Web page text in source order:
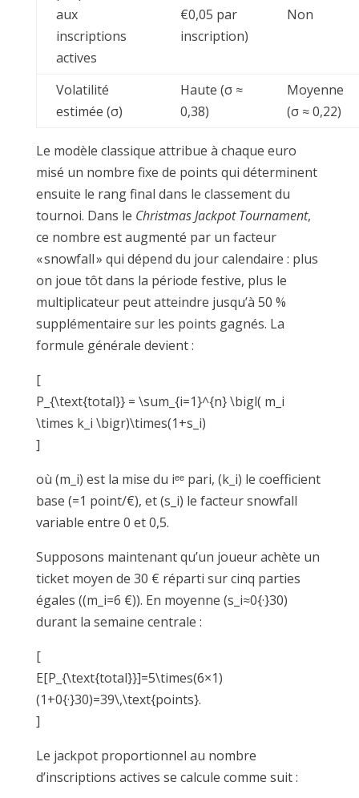
aux
inscriptions
actives
€0,05 par
inscription)
Non
Volatilité
estimée (σ)
Haute (σ ≈
0,38)
Moyenne
(σ ≈ 0,22)
Le modèle classique attribue à chaque euro
misé un nombre fixe de points qui déterminent
ensuite le rang final dans le classement du
tournoi. Dans le Christmas Jackpot Tournament,
ce nombre est augmenté par un facteur
« snowfall » qui dépend du jour calendaire : plus
on joue tôt dans la période festive, plus le
multiplicateur peut atteindre jusqu’à 50 %
supplémentaire sur les points gagnés. La
formule générale devient :
[
P_{\text{total}} = \sum_{i=1}^{n} \bigl( m_i
\times k_i \bigr)\times(1+s_i)
]
où (m_i) est la mise du iᵉᵉ pari, (k_i) le coefficient
base (=1 point/€), et (s_i) le facteur snowfall
variable entre 0 et 0,5.
Supposons maintenant qu’un joueur achète un
ticket moyen de 30 € réparti sur cinq parties
égales ((m_i=6 €)). En moyenne (s_i≈0{·}30)
durant la semaine centrale :
[
E[P_{\text{total}}]=5\times(6×1)
(1+0{·}30)=39\,\text{points}.
]
Le jackpot proportionnel au nombre
d’inscriptions actives se calcule comme suit :